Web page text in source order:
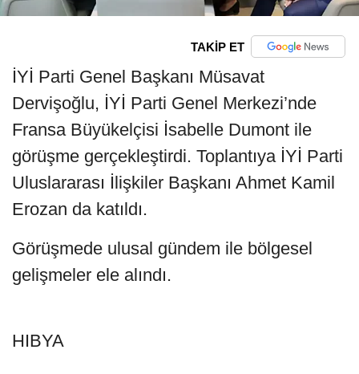
TAKİP ET
İYİ Parti Genel Başkanı Müsavat
Dervişoğlu, İYİ Parti Genel Merkezi’nde
Fransa Büyükelçisi İsabelle Dumont ile
görüşme gerçekleştirdi. Toplantıya İYİ Parti
Uluslararası İlişkiler Başkanı Ahmet Kamil
Erozan da katıldı.
Görüşmede ulusal gündem ile bölgesel
gelişmeler ele alındı.
HIBYA